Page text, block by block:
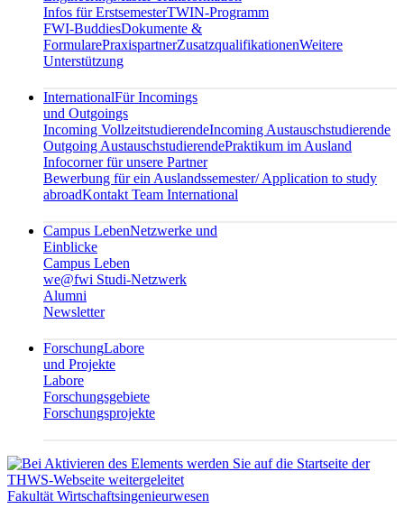
Infos für ErstsemesterTWIN-Programm
FWI-BuddiesDokumente &
FormularePraxispartnerZusatzqualifikationenWeitere
Unterstützung
InternationalFür Incomings
und Outgoings
Incoming VollzeitstudierendeIncoming Austauschstudierende
Outgoing AustauschstudierendePraktikum im Ausland
Infocorner für unsere Partner
Bewerbung für ein Auslandssemester/ Application to study
abroadKontakt Team International
Campus LebenNetzwerke und
Einblicke
Campus Leben
we@fwi Studi-Netzwerk
Alumni
Newsletter
ForschungLabore
und Projekte
Labore
Forschungsgebiete
Forschungsprojekte
Fakultät Wirtschaftsingenieurwesen